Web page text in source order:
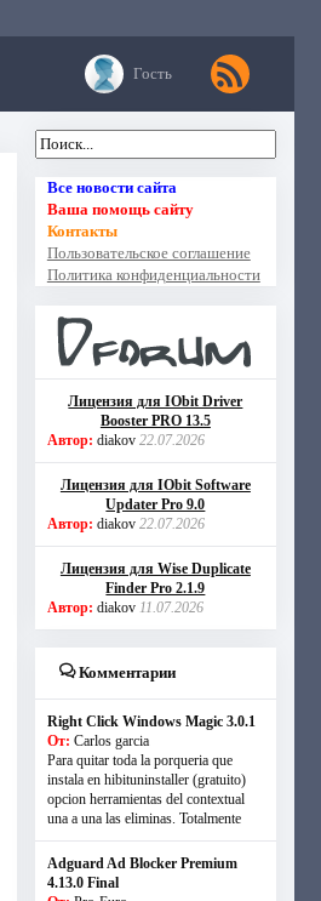
Гость
Все новости сайта
Ваша помощь сайту
Контакты
Пользовательское соглашение
Политика конфиденциальности
Лицензия для IObit Driver
Booster PRO 13.5
Автор: diakov 22.07.2026
Лицензия для IObit Software
Updater Pro 9.0
Автор: diakov 22.07.2026
Лицензия для Wise Duplicate
Finder Pro 2.1.9
Автор: diakov 11.07.2026
Комментарии
Right Click Windows Magic 3.0.1
От: Carlos garcia
Para quitar toda la porqueria que
instala en hibituninstaller (gratuito)
opcion herramientas del contextual
una a una las eliminas. Totalmente
Adguard Ad Blocker Premium
4.13.0 Final